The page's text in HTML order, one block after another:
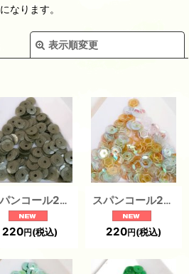
になります。
表示順変更
絞り込む
スパンコール2157J 亀甲5mm グリーン 1g
220円(税込)
スパンコール2156J 亀甲5mm グリーン 1g
220円(税込)